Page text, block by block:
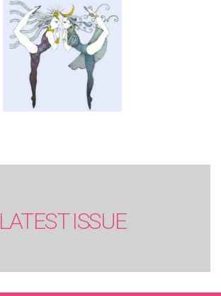
LATEST ISSUE